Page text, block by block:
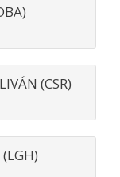
(CSR)